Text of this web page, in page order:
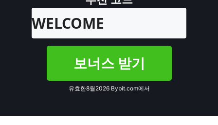
WELCOME
보너스 받기
유효한8월2026 Bybit.com에서